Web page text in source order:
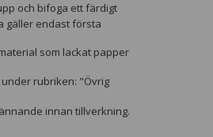
och bifoga ett färdigt
gäller endast första
som lackat papper
rubriken: "Övrig
innan tillverkning.